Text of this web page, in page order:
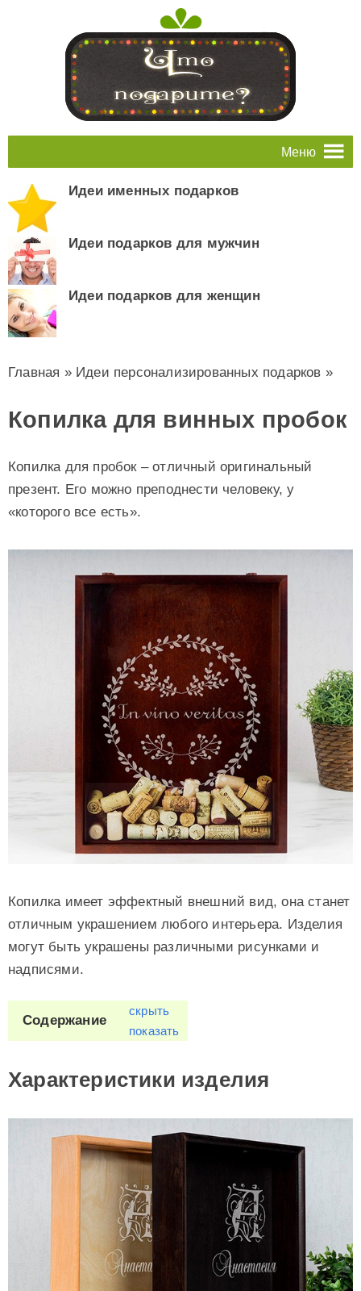
Меню
Идеи именных подарков
Идеи подарков для мужчин
Идеи подарков для женщин
Главная » Идеи персонализированных подарков »
Копилка для винных пробок
Копилка для пробок – отличный оригинальный
презент. Его можно преподнести человеку, у
«которого все есть».
Копилка имеет эффектный внешний вид, она станет
отличным украшением любого интерьера. Изделия
могут быть украшены различными рисунками и
надписями.
Содержание
скрыть
показать
Характеристики изделия